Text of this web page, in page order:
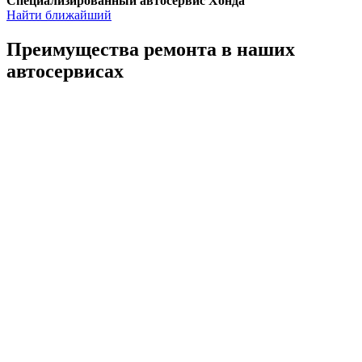
Найти ближайший
Преимущества ремонта в наших
автосервисах